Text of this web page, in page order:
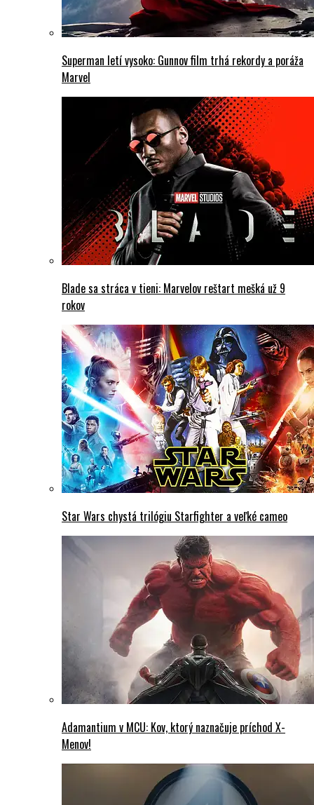
Superman letí vysoko: Gunnov film trhá rekordy a poráža
Marvel
Blade sa stráca v tieni: Marvelov reštart mešká už 9
rokov
Star Wars chystá trilógiu Starfighter a veľké cameo
Adamantium v MCU: Kov, ktorý naznačuje príchod X-
Menov!